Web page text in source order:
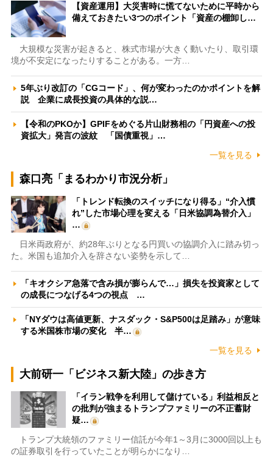
【資産運用】大災害時に慌てないために平時から
備えておきたい3つのポイント「資産の棚卸し…
大規模な災害が起きると、株式市場が大きく動いたり、取引環
境が不安定になったりすることがある。一方…
5年ぶり改訂の「CGコード」、何が変わったのかポイントを解
説 企業に成長投資の具体的な説…
【令和のPKOか】GPIFをめぐる片山財務相の「円資産への投
資拡大」発言の波紋 「国債重視」…
一覧を見る
森口亮「まるわかり市況分析」
「トレンド転換のスイッチになり得る」“介入慣
れ”した市場心理を変える「日米協調為替介入」
…
日米両政府が、約28年ぶりとなる円買いの協調介入に踏み切っ
た。米国も追加介入を辞さない姿勢を示して…
「キオクシア急落で含み損が膨らんで…」損失を投資家として
の成長につなげる4つの視点 …
「NYダウは高値更新、ナスダック・S&P500は足踏み」が意味
する米国株市場の変化 半…
一覧を見る
大前研一「ビジネス新大陸」の歩き方
「イラン戦争を利用して儲けている」利益相反と
の批判が強まるトランプファミリーの不正蓄財
疑…
トランプ大統領のファミリー信託が今年1～3月に3000回以上も
の証券取引を行っていたことが明らかになり…